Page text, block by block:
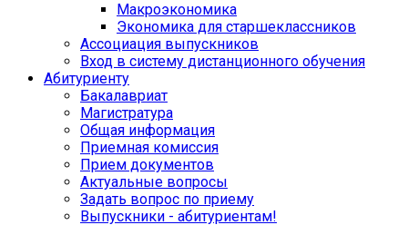
Макроэкономика
Экономика для старшеклассников
Ассоциация выпускников
Вход в систему дистанционного обучения
Абитуриенту
Бакалавриат
Магистратура
Общая информация
Приемная комиссия
Прием документов
Актуальные вопросы
Задать вопрос по приему
Выпускники - абитуриентам!